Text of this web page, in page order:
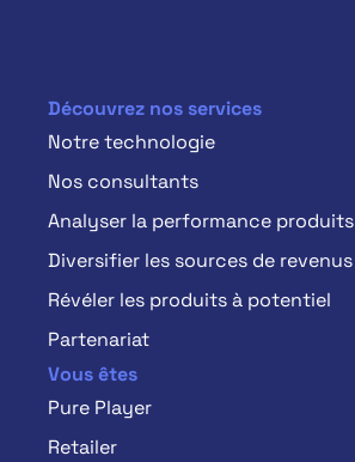
Découvrez nos services
Notre technologie
Nos consultants
Analyser la performance produits
Diversifier les sources de revenus
Révéler les produits à potentiel
Partenariat
Vous êtes
Pure Player
Retailer